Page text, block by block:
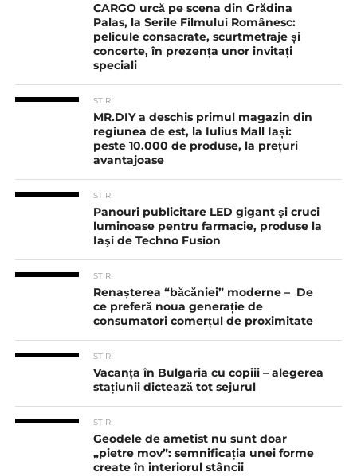
CARGO urcă pe scena din Grădina
Palas, la Serile Filmului Românesc:
pelicule consacrate, scurtmetraje și
concerte, în prezența unor invitați
speciali
STIRI
MR.DIY a deschis primul magazin din
regiunea de est, la Iulius Mall Iași:
peste 10.000 de produse, la prețuri
avantajoase
STIRI
Panouri publicitare LED gigant şi cruci
luminoase pentru farmacie, produse la
Iaşi de Techno Fusion
STIRI
Renașterea “băcăniei” moderne – De
ce preferă noua generație de
consumatori comerțul de proximitate
STIRI
Vacanța în Bulgaria cu copiii – alegerea
stațiunii dictează tot sejurul
STIRI
Geodele de ametist nu sunt doar
„pietre mov”: semnificația unei forme
create în interiorul stâncii